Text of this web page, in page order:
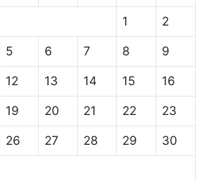
1 2
5 6 7 8 9
12 13 14 15 16
19 20 21 22 23
26 27 28 29 30